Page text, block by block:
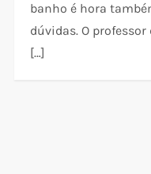
banho é hora
dúvidas. O
[…]